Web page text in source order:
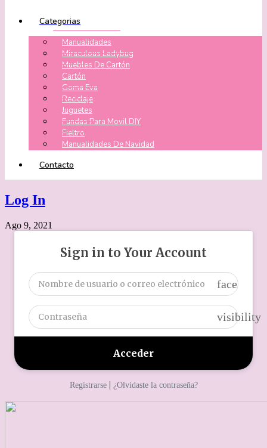
Categorias
Manualidades
Miraculous Ladybug
Muebles De Cartón
Cartón
Goma Eva
Reciclaje
Juguetes
Fundas Para Movil DIY
Fieltro
Manualidades De Navidad
Contacto
Log In
Ago 9, 2021
Sign in to Your Account
face
visibility
Registrarse| ¿Olvidaste la contraseña?